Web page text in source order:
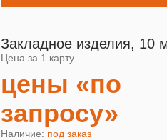
Закладное изделия, 10
Цена за 1 карту
цены «по
запросу»
Наличие: под заказ